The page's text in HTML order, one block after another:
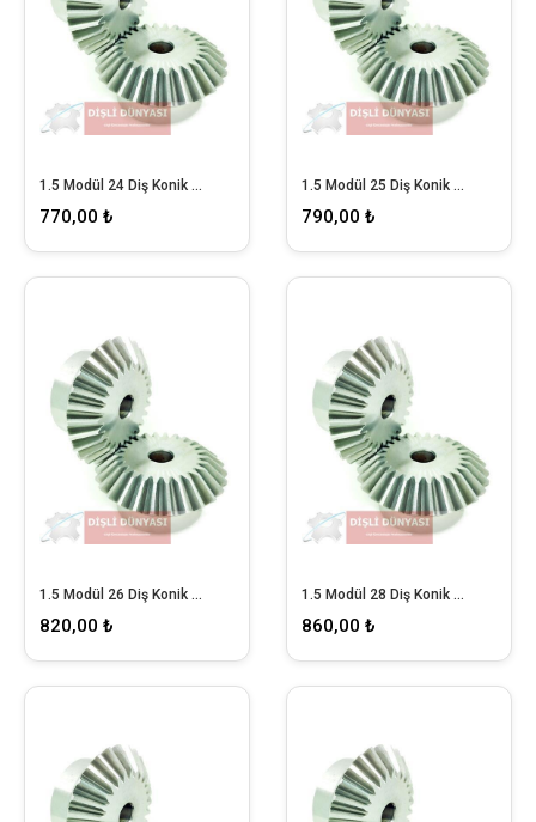
1.5 Modül 24 Diş Konik Dişli
770,00 ₺
1.5 Modül 25 Diş Konik Dişli
790,00 ₺
1.5 Modül 26 Diş Konik Dişli
820,00 ₺
1.5 Modül 28 Diş Konik Dişli
860,00 ₺